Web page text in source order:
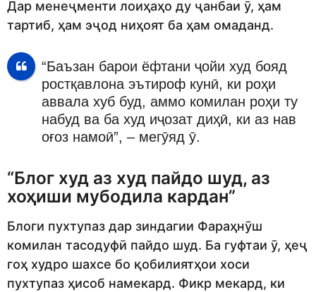
Дар менеҷменти лоиҳаҳо ду ҷанбаи ӯ, ҳам
тартиб, ҳам эҷод ниҳоят ба ҳам омаданд.
“Баъзан барои ёфтани ҷойи худ бояд
ростқавлона эътироф кунӣ, ки роҳи
аввала хуб буд, аммо комилан роҳи ту
набуд ва ба худ иҷозат диҳӣ, ки аз нав
оғоз намоӣ”, – мегӯяд ӯ.
“Блог худ аз худ пайдо шуд, аз
хоҳиши мубодила кардан”
Блоги пухтупаз дар зиндагии Фараҳнӯш
комилан тасодуфӣ пайдо шуд. Ба гуфтаи ӯ, ҳеҷ
гоҳ худро шахсе бо қобилиятҳои хоси
пухтупаз ҳисоб намекард. Фикр мекард, ки